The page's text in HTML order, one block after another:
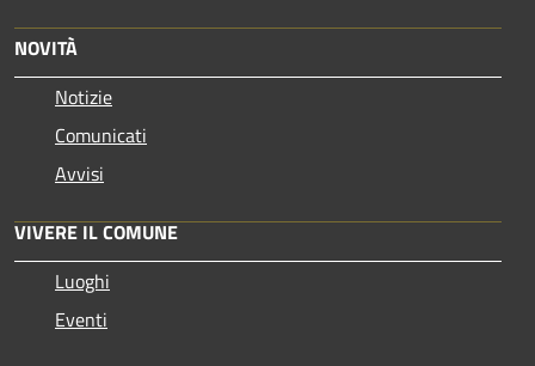
NOVITÀ
Notizie
Comunicati
Avvisi
VIVERE IL COMUNE
Luoghi
Eventi